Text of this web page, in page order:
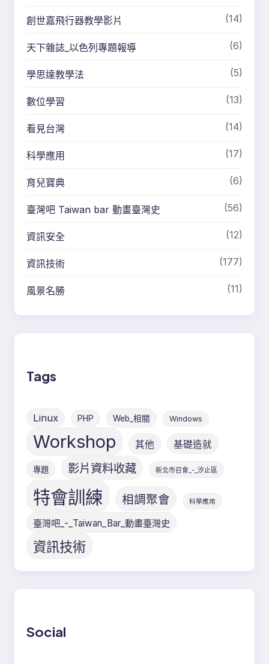
創世嘉飛行器教學影片 (14)
天下雜誌_以色列專題報導 (6)
學思達教學法 (5)
數位學習 (13)
看見台灣 (14)
科學應用 (17)
育兒寶典 (6)
臺灣吧 Taiwan bar 動畫臺灣史 (56)
資訊安全 (12)
資訊技術 (177)
風景名勝 (11)
Tags
Linux PHP Web_相關 Windows
Workshop 其他 基礎造就
專題 影片資料收藏 新北市召會_-_汐止區
特會訓練 相調聚會 科學應用
臺灣吧_-_Taiwan_Bar_動畫臺灣史
資訊技術
Social